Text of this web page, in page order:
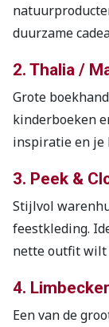
duurzame
2. Thalia /
Grote
kinderboeken
inspiratie en je
3. Peek &
Stijlvol
feestkleding.
nette outfit wilt
4.
Een van de